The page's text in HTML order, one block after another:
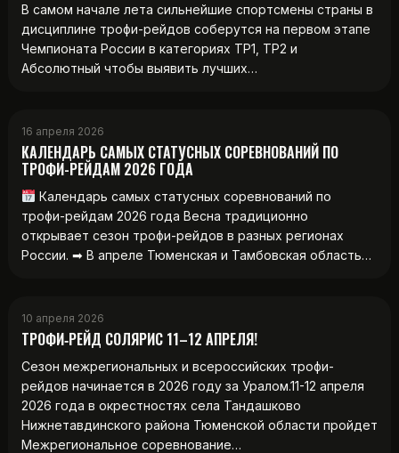
В самом начале лета сильнейшие спортсмены страны в
дисциплине трофи-рейдов соберутся на первом этапе
Чемпионата России в категориях ТР1, ТР2 и
Абсолютный чтобы выявить лучших…
16 апреля 2026
КАЛЕНДАРЬ САМЫХ СТАТУСНЫХ СОРЕВНОВАНИЙ ПО
ТРОФИ-РЕЙДАМ 2026 ГОДА
Календарь самых статусных соревнований по
трофи-рейдам 2026 года Весна традиционно
открывает сезон трофи-рейдов в разных регионах
России. ➡ В апреле Тюменская и Тамбовская область…
10 апреля 2026
ТРОФИ‑РЕЙД СОЛЯРИС 11–12 АПРЕЛЯ!
Сезон межрегиональных и всероссийских трофи-
рейдов начинается в 2026 году за Уралом.11-12 апреля
2026 года в окрестностях села Тандашково
Нижнетавдинского района Тюменской области пройдет
Межрегиональное соревнование…